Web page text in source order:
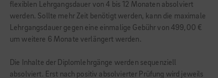
flexiblen Lehrgangsdauer von 4 bis 12 Monaten absolviert
werden. Sollte mehr Zeit benötigt werden, kann die maximale
Lehrgangsdauer gegen eine einmalige Gebühr von 499,00 €
um weitere 6 Monate verlängert werden.
Die Inhalte der Diplomlehrgänge werden sequenziell
absolviert. Erst nach positiv absolvierter Prüfung wird jeweils